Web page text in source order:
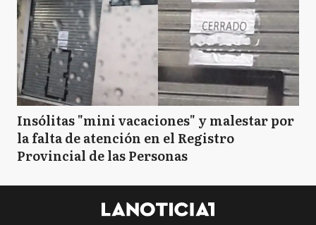
Insólitas "mini vacaciones" y malestar por
la falta de atención en el Registro
Provincial de las Personas